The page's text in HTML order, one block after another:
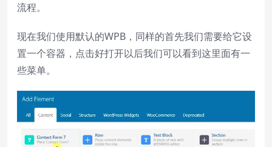
流程。
现在我们使用默认的WPB，同样的首先我们需要给它设
置一个容器，点击好打开以后我们可以看到这里面有一
些菜单。